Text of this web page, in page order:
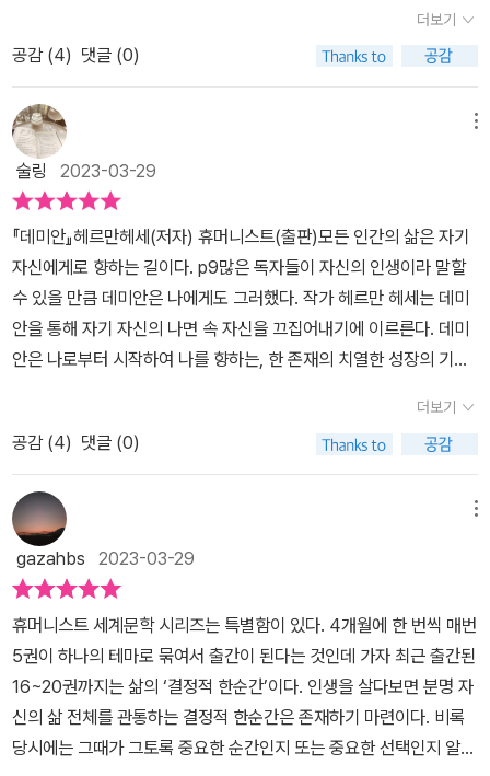
자면 이 모두는 정말 한 점의 티끌에 불과하리라... 선과 악에 대해 고
민하고 싸운다는 것 자체가 어쩌면 허무한 일인지 모르겠다. 선과 악
의 개념 자체는 인간의 논리이리라... 상황에 따라 선악은 얼마든지 바
뀔 수 있다. 모세의 십계명에 적혀있는 살인하지 말라라는 대목이 무
색하게 전쟁에서 적을 죽이는 행위가 영웅시되는 것처럼 말이다. 이
와 같은 예는 사실 차고도 넘치지 않는가? ​아.... 우리는 그저 우리 안
의 데미안, 아브락사스를 발견해야 한다. 그리고 데미안의 충고대로
내면의 소리에 귀를 기울이자.... 아브락사스... 우리가 추구할 것은 그
것뿐이다. 네이버독서카페 리딩투데이 지원도서
역시 기독교인이기에 카인, 십자가, 야곱의 기독교적인 제목에는 거
부 반응이 없었고 어떤 내용이 펼쳐질까 짐작을 해 보지만 혼란스럽
하는 생각을 하게 되네요. ​'내 이야기를 하려면 먼 과거에서 시작해야
만 한다.'라는 첫 문장으로 <데미안>은 시작합니다. 싱클레어가 어린
학생 때부터 성인이 될 때까지 자신을 찾는 여정을 그린 소설 데미안.
뭔가 있어 보이려고 했던 거짓말을 시작으로 크로머에게 약점이 잡힌
싱클레어가 거짓말한 대가로 지불해야 했던 돈을 정당하지 못한 방법
으로 마련해야 했습니다. 크로머의 그늘 아래에서 밖에 나가는 것조
차 두려움에 떨어야 하는 그의 모습을 보면 요즘 우리 사회에서 심심
치 않게 볼 수 있는 학교폭력 문제가 떠오르게 됩니다. '이 세계는 예
나 지금이나 별반 다를 게 없구나, 단지 표현의 차이만 있을 뿐!!'이라
로움의 시간을 보내던 싱클레어 앞에 막심 데미안이 나타나고 그의
도움으로 끈질기게 따라붙었던 크로머의 그늘에서 벗어납니다. 뭔가
빛과 같은 존재라고 느껴지는 데미안은 싱클레어에겐 선한 천사 같은
이미지였을 겁니다. 당연하게 여기며 살아왔던 싱클레어의 삶 속에
조용히 파고들어 의문을 갖게 하는 데미안을 보면서 나의 가까이에서
선한 방향으로 조언을 해 주는 이가 있다면 얼마나 좋을까 하는 생각
을 하게 했답니다. ​사람은 성장하면서 많은 갈등을 경험하고 시행착
오를 겪으면서 발전해 나갑니다. 자신들이 겪는 상황들은 갇혀 있던
틀을 깨야 하는 문제들도 많을 것이라 생각됩니다. 우리들 생각의 틀
을 알이라는 것으로 표현한 것이 아닐까 하는 생각이 들었던 <데미안
>. 알 속에 있는 생명체가 알을 깨고 세상 밖으로 나오는 것 또한 엄청
난 힘과 용기가 필요하고, 엄청난 노력이 필요한 것임.. 그만큼 고통이
중인데 말이다. 아이러니다.내가 깨야 하는 알은 무엇일까?이 역시도
'나'. 어제의 나, 과거의 나보다 더 나은 내가 되도록.크로머의 휘파람
처럼 돌아보고 싶지 않은 나의 휘파람은 스무살까지의 인생 전부이지
만 (물론 그 후로도 휘파람이 전혀 없었던 것은 아니다) 그런 과거가
없었다면 지금의 내가 있었을까 자문해보니 나를 알지 못하는 또 다
른 내가 되어있지 싶다.<데미안>은 싱클레어의 성장을 통해 진정한
자아의 정체성을 스스로 깨달아 가는 과정을 그리고 있다.자신이 속
해 있는 가정은 밝은 세계, 선을 상징한다. 프란츠 크로머와 가까워 지
기 위해 시작했던 거짓말은 점점 더 큰 거짓말과 다른 거짓말들로 싱
클레어를 어둠의 세계, 악에 물들인다. 또래의 집단에 소속되고 싶었
던 마음에서 시작된 거짓말은 도둑질로 이어져 불안과 괴로운 날들을
보내게 된다. 그러나 가족들은 모르는 비밀을 갖게 되었다는 우월감
과 금지된 것을 누리는 쾌감은 어둠의 고통을 버틸 힘을 주었다. 더이
상 버틸 수 없는 지경에 이르렀을 때 데미안이 나타나 싱클레어를 구
또다시 어둠에 다가간다. 그때 다시 나타난 데미안에게 망가질대로
망가진 모습을 보여주지만 데미안은 망나니 취급 대신 신의 사랑을
보여준다.카인이 아벨을 죽였지만 사람들로 부터 보호하기 위해 표시
를 준 것처럼 싱클레어가 저지른 유년의 거짓과 청년기의 잘못들이
사랑받을 수 없는 존재라는 뜻은 아닌 것이다. 싱클레어는 베아트리
체라는 소녀를 통해 타락한 자신을 회복시키고 데미안을 그리워하며
언제나 자신과 연결되어 있다고 믿는다.피스토리우스를 만나게 되면
서 싱클레어는 한 단계 더 정신적인 성장을 하게 되지만 자신만의 세
계를 구축하기 위해서는 그마저도 깨고 나와야 함을 깨닫게 된다. 데
더보기
공감 (4) 댓글 (0)
술링 2023-03-29
『데미안』헤르만헤세(저자) 휴머니스트(출판)모든 인간의 삶은 자기
자신에게로 향하는 길이다. p9많은 독자들이 자신의 인생이라 말할
수 있을 만큼 데미안은 나에게도 그러했다. 작가 헤르만 헤세는 데미
안을 통해 자기 자신의 나면 속 자신을 끄집어내기에 이르른다. 데미
안은 나로부터 시작하여 나를 향하는, 한 존재의 치열한 성장의 기록
으로 그려져 있기도 하다. 이를 통하여 헤르만 헤세는 '한 사람 한 사
람의 삶은 자기 자신에게로 이르는 길'이며 누구나 나름으로 목표를
향하여 노력하는 소중한 존재임을 상기시키기도 한다. 그렇기에 데미
안은 또 다른 나를 찾아가는 여정이라고도 할 수 있을 것 같다.​주인공
싱클레어는 서로 다른 세계 속 이야기를 시작으로 소설은 시작된다.
그가 보는 첫 번째 세계는 아버지의 집이었고 그 세계는 협소해서 사
실 그 안에는 내 부모님밖에 없었다. 그 세계는 내가 유년 시절 겪었던
세계이기도 했고 다시 떠올랐던 나만의 세계이기도 했다. 부모라는
이름의 세계는 사랑과 엄격함, 믿고 따를 수밖에 없는 규율이기도 했
지만 그 세계에 속하는 것은 온화한 광채, 맑음과 깨끗함이었다고 말
하는 싱클레어. 그에게 부모님의 세계는 어떤 영향을 미쳤던 것일까?
반면 또 하나의 세계가 이미 싱클레어의 집 한가운데서 시작되고 있
더보기
공감 (4) 댓글 (0)
gazahbs 2023-03-29
휴머니스트 세계문학 시리즈는 특별함이 있다. 4개월에 한 번씩 매번
5권이 하나의 테마로 묶여서 출간이 된다는 것인데 가자 최근 출간된
16~20권까지는 삶의 ‘결정적 한순간’이다. 인생을 살다보면 분명 자
신의 삶 전체를 관통하는 결정적 한순간은 존재하기 마련이다. 비록
당시에는 그때가 그토록 중요한 순간인지 또는 중요한 선택인지 알지